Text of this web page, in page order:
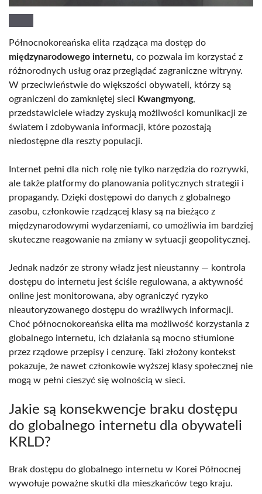
Północnokoreańska elita rządząca ma dostęp do
międzynarodowego internetu, co pozwala im korzystać z
różnorodnych usług oraz przeglądać zagraniczne witryny.
W przeciwieństwie do większości obywateli, którzy są
ograniczeni do zamkniętej sieci Kwangmyong,
przedstawiciele władzy zyskują możliwości komunikacji ze
światem i zdobywania informacji, które pozostają
niedostępne dla reszty populacji.
Internet pełni dla nich rolę nie tylko narzędzia do rozrywki,
ale także platformy do planowania politycznych strategii i
propagandy. Dzięki dostępowi do danych z globalnego
zasobu, członkowie rządzącej klasy są na bieżąco z
międzynarodowymi wydarzeniami, co umożliwia im bardziej
skuteczne reagowanie na zmiany w sytuacji geopolitycznej.
Jednak nadzór ze strony władz jest nieustanny — kontrola
dostępu do internetu jest ściśle regulowana, a aktywność
online jest monitorowana, aby ograniczyć ryzyko
nieautoryzowanego dostępu do wrażliwych informacji.
Choć północnokoreańska elita ma możliwość korzystania z
globalnego internetu, ich działania są mocno stłumione
przez rządowe przepisy i cenzurę. Taki złożony kontekst
pokazuje, że nawet członkowie wyższej klasy społecznej nie
mogą w pełni cieszyć się wolnością w sieci.
Jakie są konsekwencje braku dostępu
do globalnego internetu dla obywateli
KRLD?
Brak dostępu do globalnego internetu w Korei Północnej
wywołuje poważne skutki dla mieszkańców tego kraju.